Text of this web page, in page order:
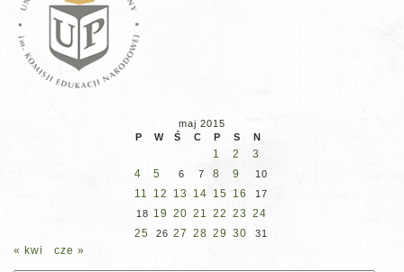
maj 2015
P
W Ś C P S N
1 2
3
4
5 6 7 8 9 10
11 12 13 14 15 16
17
18 19 20 21 22 23 24
25
26 27 28 29 30 31
« kwi cze »